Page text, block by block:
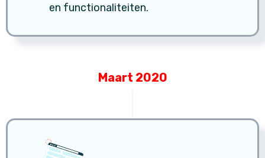
en functionaliteiten.
Maart 2020